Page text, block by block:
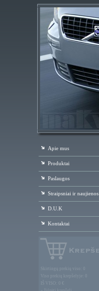
Apie mus
Produktai
Paslaugos
Straipsniai ir naujienos
D.U.K
Kontaktai
Skirtingų prekių viso: 0
Viso prekių krepšelyje: 0
IŠ VISO: 0 €